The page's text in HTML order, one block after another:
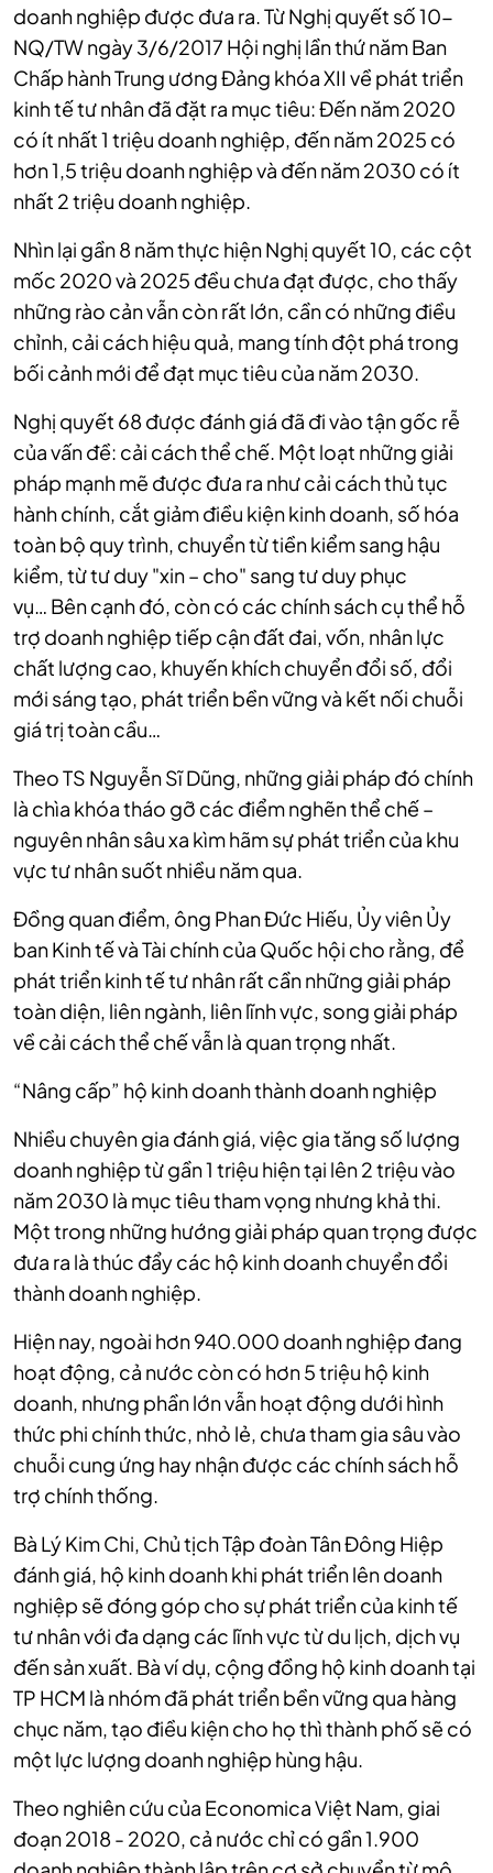
doanh nghiệp được đưa ra. Từ Nghị quyết số 10-
NQ/TW ngày 3/6/2017 Hội nghị lần thứ năm Ban
Chấp hành Trung ương Đảng khóa XII về phát triển
kinh tế tư nhân đã đặt ra mục tiêu: Đến năm 2020
có ít nhất 1 triệu doanh nghiệp, đến năm 2025 có
hơn 1,5 triệu doanh nghiệp và đến năm 2030 có ít
nhất 2 triệu doanh nghiệp.
Nhìn lại gần 8 năm thực hiện Nghị quyết 10, các cột
mốc 2020 và 2025 đều chưa đạt được, cho thấy
những rào cản vẫn còn rất lớn, cần có những điều
chỉnh, cải cách hiệu quả, mang tính đột phá trong
bối cảnh mới để đạt mục tiêu của năm 2030.
Nghị quyết 68 được đánh giá đã đi vào tận gốc rễ
của vấn đề: cải cách thể chế. Một loạt những giải
pháp mạnh mẽ được đưa ra như cải cách thủ tục
hành chính, cắt giảm điều kiện kinh doanh, số hóa
toàn bộ quy trình, chuyển từ tiền kiểm sang hậu
kiểm, từ tư duy "xin – cho" sang tư duy phục
vụ… Bên cạnh đó, còn có các chính sách cụ thể hỗ
trợ doanh nghiệp tiếp cận đất đai, vốn, nhân lực
chất lượng cao, khuyến khích chuyển đổi số, đổi
mới sáng tạo, phát triển bền vững và kết nối chuỗi
giá trị toàn cầu…
Theo TS Nguyễn Sĩ Dũng, những giải pháp đó chính
là chìa khóa tháo gỡ các điểm nghẽn thể chế –
nguyên nhân sâu xa kìm hãm sự phát triển của khu
vực tư nhân suốt nhiều năm qua.
Đồng quan điểm, ông Phan Đức Hiếu, Ủy viên Ủy
ban Kinh tế và Tài chính của Quốc hội cho rằng, để
phát triển kinh tế tư nhân rất cần những giải pháp
toàn diện, liên ngành, liên lĩnh vực, song giải pháp
về cải cách thể chế vẫn là quan trọng nhất.
“Nâng cấp” hộ kinh doanh thành doanh nghiệp
Nhiều chuyên gia đánh giá, việc gia tăng số lượng
doanh nghiệp từ gần 1 triệu hiện tại lên 2 triệu vào
năm 2030 là mục tiêu tham vọng nhưng khả thi.
Một trong những hướng giải pháp quan trọng được
đưa ra là thúc đẩy các hộ kinh doanh chuyển đổi
thành doanh nghiệp.
Hiện nay, ngoài hơn 940.000 doanh nghiệp đang
hoạt động, cả nước còn có hơn 5 triệu hộ kinh
doanh, nhưng phần lớn vẫn hoạt động dưới hình
thức phi chính thức, nhỏ lẻ, chưa tham gia sâu vào
chuỗi cung ứng hay nhận được các chính sách hỗ
trợ chính thống.
Bà Lý Kim Chi, Chủ tịch Tập đoàn Tân Đông Hiệp
đánh giá, hộ kinh doanh khi phát triển lên doanh
nghiệp sẽ đóng góp cho sự phát triển của kinh tế
tư nhân với đa dạng các lĩnh vực từ du lịch, dịch vụ
đến sản xuất. Bà ví dụ, cộng đồng hộ kinh doanh tại
TP HCM là nhóm đã phát triển bền vững qua hàng
chục năm, tạo điều kiện cho họ thì thành phố sẽ có
một lực lượng doanh nghiệp hùng hậu.
Theo nghiên cứu của Economica Việt Nam, giai
đoạn 2018 - 2020, cả nước chỉ có gần 1.900